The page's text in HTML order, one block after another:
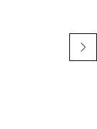
och